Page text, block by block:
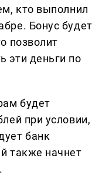
кто выполнил
Бонус будет
позволит
эти деньги по
будет
при условии,
банк
также начнет